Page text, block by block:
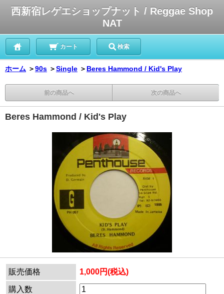
西新宿レゲエショップナット / Reggae Shop
NAT
カート 検索
ホーム ＞90s ＞Single ＞ Beres Hammond / Kid's Play
前の商品へ 次の商品へ
Beres Hammond / Kid's Play
販売価格 1,000円(税込)
購入数